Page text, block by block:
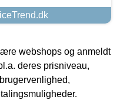
webshops og anmeldt
deres prisniveau,